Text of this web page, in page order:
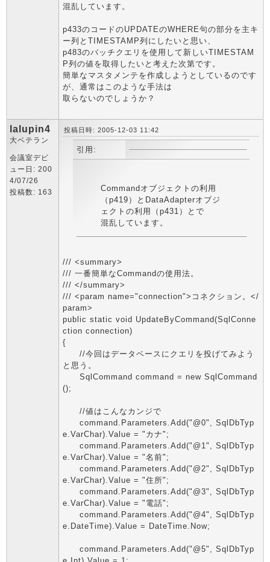
混乱しています。
p433のコードのUPDATEのWHERE句の部分を主キ
ー列とTIMESTAMP列にしたいと思い、
p483のバッチクエリを使用して新しいTIMESTAM
P列の値を取得したいと考えた次第です。
簡単なマスタメンテを作成しようとしているのです
が、通常はこのような手法は
取らないのでしょうか？
lalupin4
大ベテラン
会議室デビ
ュー日: 200
4/07/26
投稿数: 163
投稿日時: 2005-12-03 11:42
引用:
Commandオブジェクトの利用
（p419）とDataAdapterオブジ
ェクトの利用（p431）とで
混乱しています。
/// <summary>
/// 一番簡単なCommandの使用法。
/// </summary>
/// <param name="connection">コネクション。</
param>
public static void UpdateByCommand(SqlConne
ction connection)
{
//今回はデータベースにクエリを投げてみよう
と思う。
SqlCommand command = new SqlCommand
();
//値はこんなカンジで
command.Parameters.Add("@0", SqlDbTyp
e.VarChar).Value = "カナ";
command.Parameters.Add("@1", SqlDbTyp
e.VarChar).Value = "名前";
command.Parameters.Add("@2", SqlDbTyp
e.VarChar).Value = "住所";
command.Parameters.Add("@3", SqlDbTyp
e.VarChar).Value = "電話";
command.Parameters.Add("@4", SqlDbTyp
e.DateTime).Value = DateTime.Now;
command.Parameters.Add("@5", SqlDbTyp